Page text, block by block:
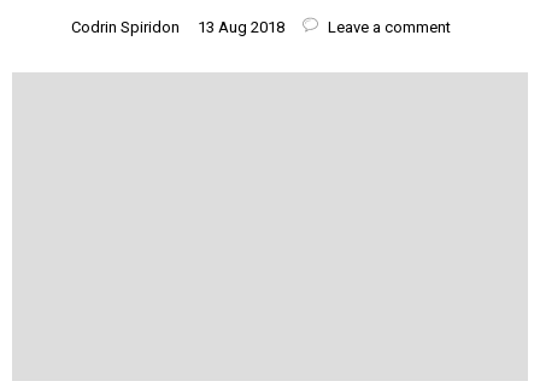
Codrin Spiridon 13 Aug 2018 Leave a comment